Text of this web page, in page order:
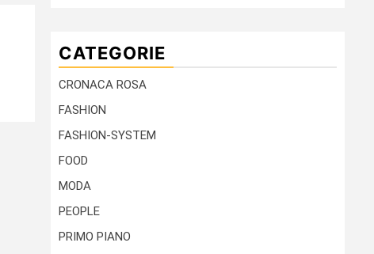
CATEGORIE
CRONACA ROSA
FASHION
FASHION-SYSTEM
FOOD
MODA
PEOPLE
PRIMO PIANO